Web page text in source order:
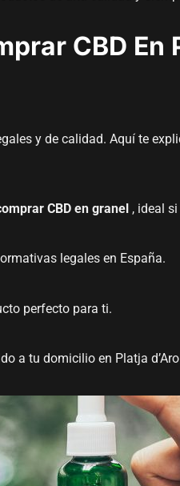
CBD En
y de calidad. Aquí te
CBD en granel , ideal
legales en España.
perfecto para ti.
a tu domicilio en Platja